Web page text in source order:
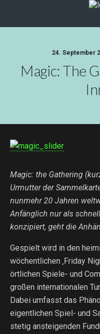
24. September
Magic: The
Magic: the Gathering
Urmutter der
nunmehr 20 Jahren
Anfänglich nur als
konzipiert, geht die
Gespielt wird in den
wöchentlichen ‚Friday
örtlichen Spiele- und
großen internationalen
Dabei umfasst das
eigentlichen Spiel- und
stetig ansteigenden